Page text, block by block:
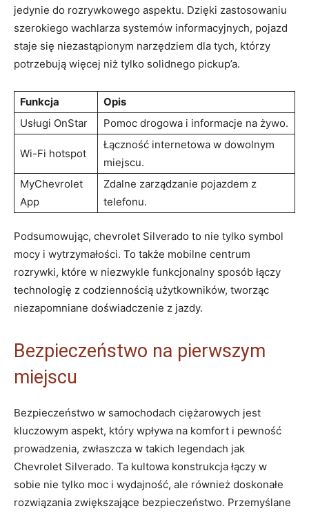
jedynie do rozrywkowego aspektu. Dzięki zastosowaniu
szerokiego wachlarza systemów informacyjnych, pojazd
staje się niezastąpionym narzędziem dla tych, którzy
potrzebują więcej niż tylko solidnego pickup’a.
Funkcja
Opis
Usługi OnStar
Pomoc drogowa i informacje na żywo.
Wi-Fi hotspot
Łączność internetowa w dowolnym
miejscu.
MyChevrolet
App
Zdalne zarządzanie pojazdem z
telefonu.
Podsumowując, chevrolet Silverado to nie tylko symbol
mocy i wytrzymałości. To także mobilne centrum
rozrywki, które w niezwykle funkcjonalny sposób łączy
technologię z codziennością użytkowników, tworząc
niezapomniane doświadczenie z jazdy.
Bezpieczeństwo na pierwszym
miejscu
Bezpieczeństwo w samochodach ciężarowych jest
kluczowym aspekt, który wpływa na komfort i pewność
prowadzenia, zwłaszcza w takich legendach jak
Chevrolet Silverado. Ta kultowa konstrukcja łączy w
sobie nie tylko moc i wydajność, ale również doskonałe
rozwiązania zwiększające bezpieczeństwo. Przemyślane